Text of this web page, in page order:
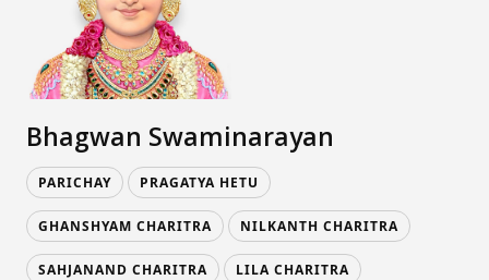
Bhagwan Swaminarayan
PARICHAY PRAGATYA HETU
GHANSHYAM CHARITRA NILKANTH CHARITRA
SAHJANAND CHARITRA LILA CHARITRA